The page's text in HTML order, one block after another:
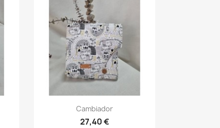
Vista rápida
Cambiador
27,40 €